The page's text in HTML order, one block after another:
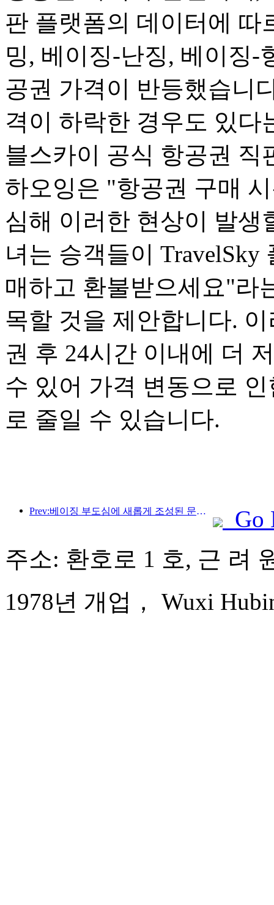
판 플랫폼의 데이터에 따
밍, 베이징-난징, 베이징-
공권 가격이 반등했습니
격이 하락한 경우도 있다
블스카이 공식 항공권 직
하오잉은 "항공권 구매
심해 이러한 현상이 발생
녀는 승객들이
매하고 환불받으세요"라
목할 것을 제안합니다.
권 후 24시간 이내에 더
수 있어 가격 변동으로
로 줄일 수 있습니다.
Prev:베이징 부도심에 새롭게 조성된 문화 관광 명소인 피너클 파크가 올해 공식 개장할 예정입니다.
Go
주소: 환호로 1 호, 근 려
1978년 개업， Wuxi